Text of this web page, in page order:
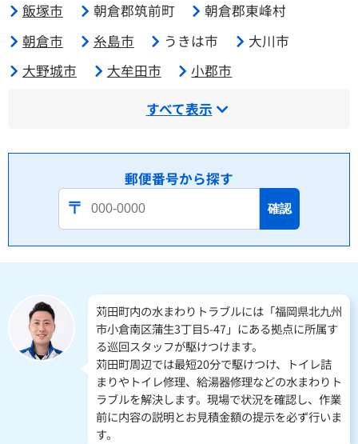
飯塚市 朝倉郡筑前町
朝倉郡東峰村
朝倉市
糸島市 うきは市
大川市
大野城市
大牟田市
小郡市
すべて表示
郵便番号から探す
確認
苅田町内の水まわりトラブルには「福岡県北九州
市小倉南区蒲生3丁目5-47」にある拠点に所属す
る巡回スタッフが駆けつけます。
苅田町周辺では最短20分で駆けつけ、トイレ詰
まりやトイレ修理、給湯器修理などの水まわりト
ラブルを解決します。現場で状況を確認し、作業
前に内容の説明とお見積金額の提示を必ず行いま
す。